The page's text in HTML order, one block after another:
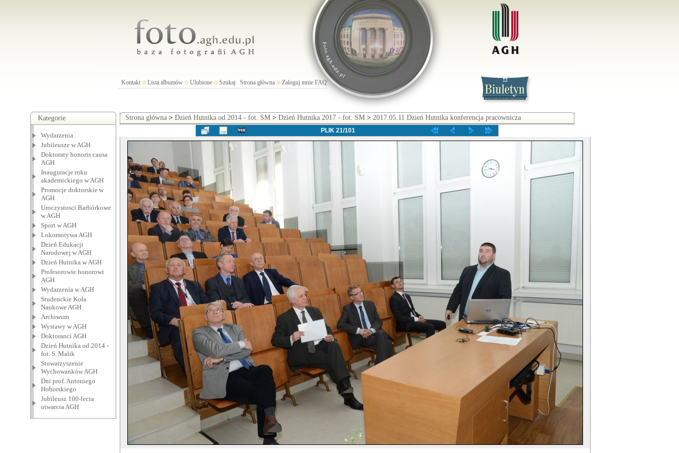
Kontakt Lista albumów Ulubione Szukaj Strona główna Zaloguj mnie FAQ
Kategorie
Wydarzenia
Jubileusze w AGH
Doktoraty honoris causa
AGH
Inauguracje roku
akademickiego w AGH
Promocje doktorskie w
AGH
Uroczystosci Barbórkowe
w AGH
Sport w AGH
Lokomotywa AGH
Dzień Edukacji
Narodowej w AGH
Dzień Hutnika w AGH
Profesorowie honorowi
AGH
Wydarzenia w AGH
Studenckie Koła
Naukowe AGH
Archiwum
Wystawy w AGH
Doktoranci AGH
Dzień Hutnika od 2014 -
fot. S. Malik
Stowarzyszenie
Wychowanków AGH
Dni prof. Antoniego
Hoborskiego
Jubileusz 100-lecia
otwarcia AGH
Strona główna> Dzień Hutnika od 2014 - fot. SM> Dzień Hutnika 2017 - fot. SM> 2017.05.11 Dzień Hutnika konferencja pracownicza
PLIK 21/101